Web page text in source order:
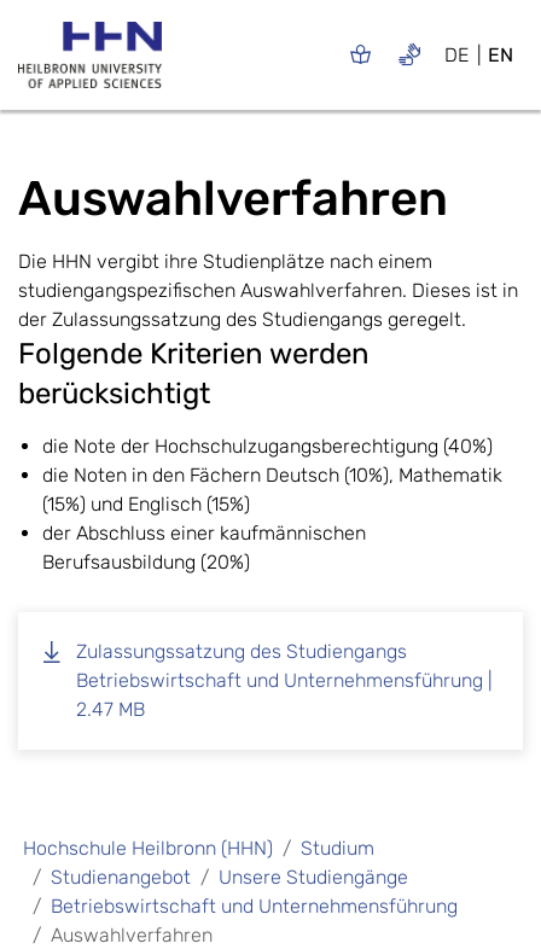
DE EN
Auswahlverfahren
Die HHN vergibt ihre Studienplätze nach einem
studiengangspezifischen Auswahlverfahren. Dieses ist in
der Zulassungssatzung des Studiengangs geregelt.
Folgende Kriterien werden
berücksichtigt
die Note der Hochschulzugangsberechtigung (40%)
die Noten in den Fächern Deutsch (10%), Mathematik
(15%) und Englisch (15%)
der Abschluss einer kaufmännischen
Berufsausbildung (20%)
Zulassungssatzung des Studiengangs
Betriebswirtschaft und Unternehmensführung |
2.47 MB
Hochschule Heilbronn (HHN)
Studium
Studienangebot
Unsere Studiengänge
Betriebswirtschaft und Unternehmensführung
Auswahlverfahren